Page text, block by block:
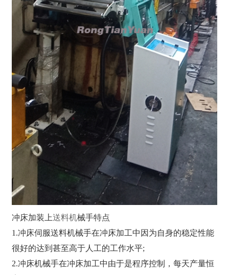
冲床加装上送料机械手特点
1.冲床伺服送料机械手在冲床加工中因为自身的稳定性能
很好的达到甚至高于人工的工作水平;
2.冲床机械手在冲床加工中由于是程序控制，每天产量恒